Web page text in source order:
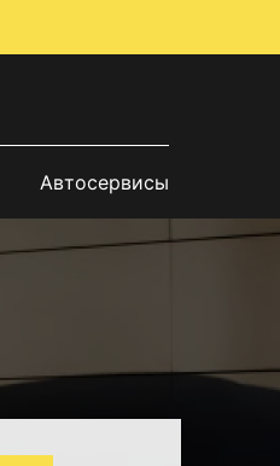
Автосервисы